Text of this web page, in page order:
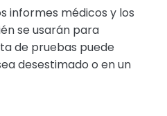
informes médicos y los
se usarán para
de pruebas puede
desestimado o en un